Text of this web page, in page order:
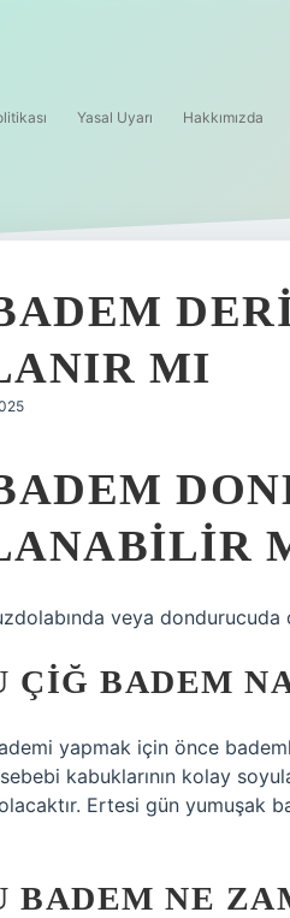
Yasal Uyarı Hakkımızda
MI
veya
ÇIĞ BADEM
yapmak için önce
sebebi kabuklarının kolay
Ertesi gün yumuşak
BADEM NE